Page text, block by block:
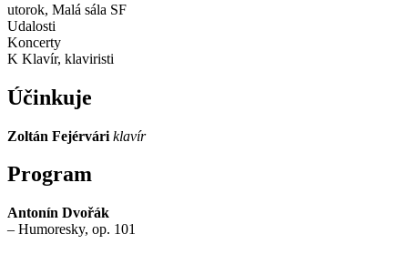
utorok, Malá sála SF
Udalosti
Koncerty
K Klavír, klaviristi
Účinkuje
Zoltán Fejérvári klavír
Program
Antonín Dvořák
– Humoresky, op. 101